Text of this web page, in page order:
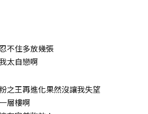
不住多放幾張
太自戀啊
之王再進化果然沒讓我失望
層樓啊